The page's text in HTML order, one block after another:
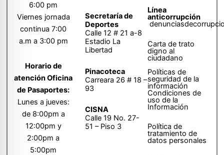
6:00 pm
Viernes jornada
continua 7:00
a.m a 3:00 pm
Horario de
atención Oficina
de Pasaportes:
Lunes a jueves:
de 8:00pm a
12:00pm y
2:00pm a
5:00pm
Secretaría de
Deportes
Calle 12 # 21 a-8
Estadio La
Libertad
Pinacoteca
Carreara 26 # 18 –
93
CISNA
Calle 19 No. 27-
51 – Piso 3
Línea
anticorrupción
Carta de trato
digno al
ciudadano
Políticas de
seguridad de la
información
Condiciones de
uso de la
Información
Política de
tratamiento de
datos personales